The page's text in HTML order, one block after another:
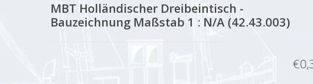
MBT Holländischer Dreibeintisch -
Bauzeichnung Maßstab 1 : N/A (42.43.003)